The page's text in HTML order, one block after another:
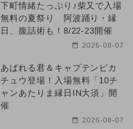
下町情緒たっぷり♪柴又で入場
無料の夏祭り 阿波踊り・縁
日、腹話術も！8/22-23開催
2026-08-07
あばれる君＆キャプテンピカ
チュウ登場！入場無料「10チ
ャンあたりま縁日IN大須」開
催
2026-08-07